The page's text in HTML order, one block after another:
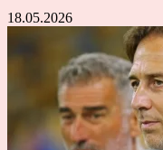
18.05.2026